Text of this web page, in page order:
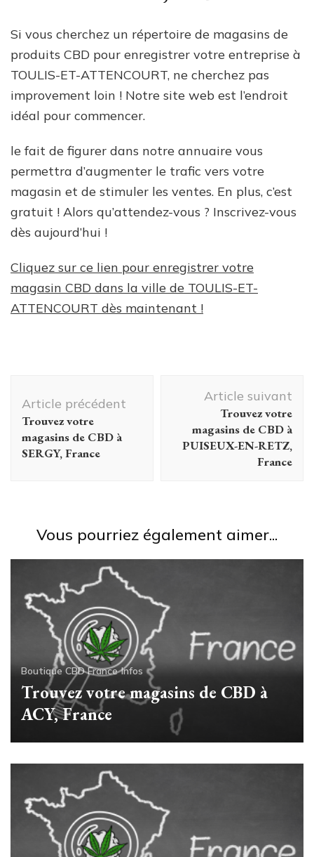
Si vous cherchez un répertoire de magasins de
produits CBD pour enregistrer votre entreprise à
TOULIS-ET-ATTENCOURT, ne cherchez pas
improvement loin ! Notre site web est l’endroit
idéal pour commencer.
le fait de figurer dans notre annuaire vous
permettra d’augmenter le trafic vers votre
magasin et de stimuler les ventes. En plus, c’est
gratuit ! Alors qu’attendez-vous ? Inscrivez-vous
dès aujourd’hui !
Cliquez sur ce lien pour enregistrer votre
magasin CBD dans la ville de TOULIS-ET-
ATTENCOURT dès maintenant !
d'article
Article précédent
Trouvez votre
magasins de CBD à
SERGY, France
Article suivant
Trouvez votre
magasins de CBD à
PUISEUX-EN-RETZ,
France
Vous pourriez également aimer...
Boutique CBD France Infos
Trouvez votre magasins de CBD à
ACY, France